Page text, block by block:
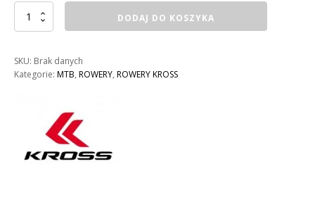
ilość
ROWER
1.0
MĘSKI
SZARY
DODAJ DO KOSZYKA
SKU: Brak danych
Kategorie: MTB, ROWERY, ROWERY KROSS